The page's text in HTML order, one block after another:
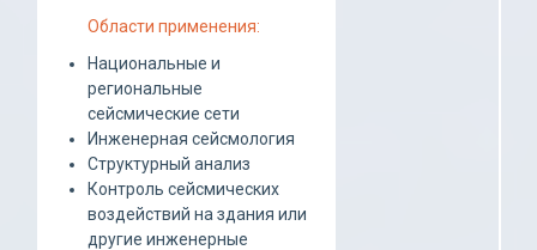
Области применения:
Национальные и
региональные
сейсмические сети
Инженерная сейсмология
Структурный анализ
Контроль сейсмических
воздействий на здания или
другие инженерные